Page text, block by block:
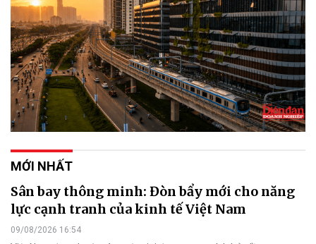
MỚI NHẤT
Sân bay thông minh: Đòn bẩy mới cho năng
lực cạnh tranh của kinh tế Việt Nam
09/08/2026 16:54